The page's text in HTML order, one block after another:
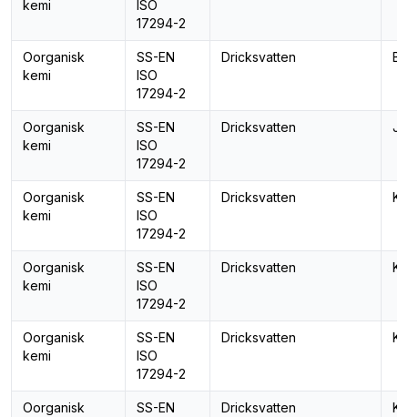
kemi
ISO
17294-2
Oorganisk
kemi
SS-EN
ISO
17294-2
Dricksvatten
Oorganisk
kemi
SS-EN
ISO
17294-2
Dricksvatten
Oorganisk
kemi
SS-EN
ISO
17294-2
Dricksvatten
Oorganisk
kemi
SS-EN
ISO
17294-2
Dricksvatten
Oorganisk
kemi
SS-EN
ISO
17294-2
Dricksvatten
Oorganisk
SS-EN
Dricksvatten